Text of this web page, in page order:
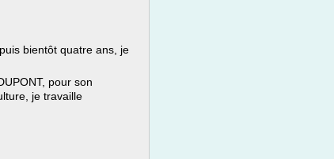
bientôt quatre ans, je
pour son
je travaille